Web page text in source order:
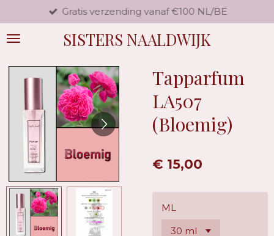
direct
naar
hoofdinhoud
SISTERS NAALDWIJK
Gratis verzending vanaf €100 NL/BE
Tapparfum
LA507
(Bloemig)
€ 15,00
ML